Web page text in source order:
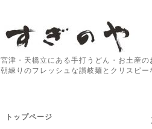
宮津・天橋立にある手打うどん・お土産の
朝練りのフレッシュな讃岐麺とクリスピー
トップページ